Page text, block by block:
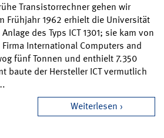
Transistorrechner gehen wir
Frühjahr 1962 erhielt die Universität
des Typs ICT 1301; sie kam von
International Computers and
fünf Tonnen und enthielt 7.350
baute der Hersteller ICT vermutlich
Weiterlesen